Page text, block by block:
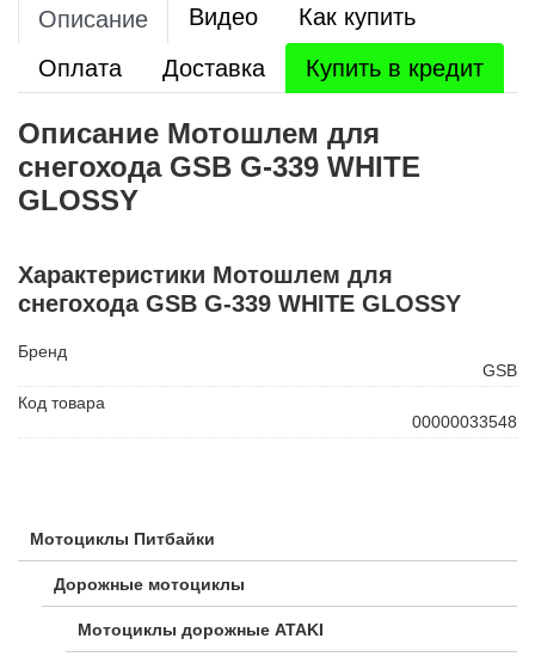
Мотоциклы Питбайки
Дорожные мотоциклы
Мотоциклы дорожные ATAKI
Описание Видео
Как купить
Оплата
Доставка Купить в кредит
Описание Мотошлем для
снегохода GSB G-339 WHITE
GLOSSY
Характеристики Мотошлем для
снегохода GSB G-339 WHITE GLOSSY
Бренд
GSB
Код товара
00000033548